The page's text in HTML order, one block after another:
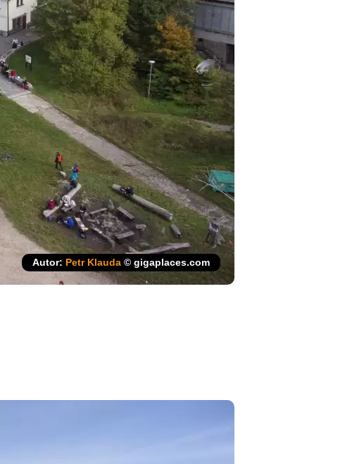
Autor: Petr Klauda © gigaplaces.com